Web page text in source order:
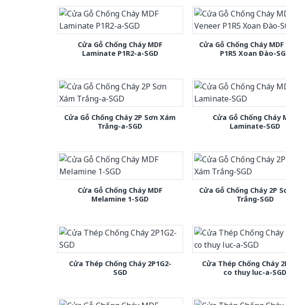
Cửa Gỗ Chống Cháy MDF
Laminate P1R2-a-SGD
Cửa Gỗ Chống Cháy
P1R5 Xoan Đào-
Cửa Gỗ Chống Cháy 2P Sơn Xám
Trắng-a-SGD
Cửa Gỗ Chống Cháy
Laminate-SGD
Cửa Gỗ Chống Cháy MDF
Melamine 1-SGD
Cửa Gỗ Chống Cháy 2P
Trắng-SGD
Cửa Thép Chống Cháy 2P1G2-
SGD
Cửa Thép Chống Cháy
co thuy luc-a-SGD